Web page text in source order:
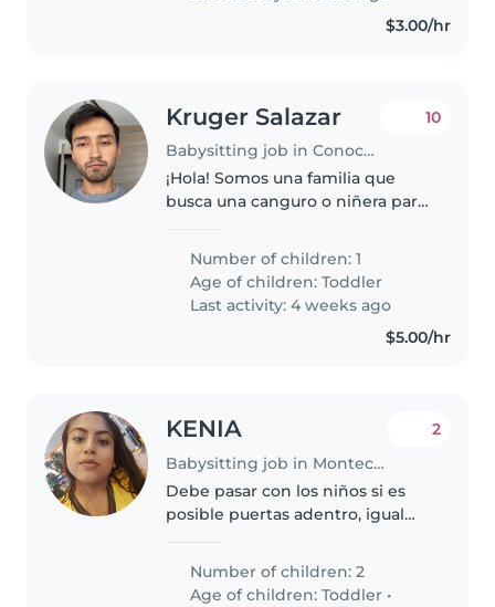
$3.00/hr
Kruger Salazar
Babysitting job in Conocoto
10
¡Hola! Somos una familia que
busca una canguro o niñera para
niño muy energético, deportivo
y amigable. Nos encantaría que
la cuidadora esté cómoda
Number of children: 1
Age of children:Toddler
Last activity: 4 weeks ago
$5.00/hr
KENIA
Babysitting job in Montecristi
2
Debe pasar con los niños si es
posible puertas adentro, igual
Number of children: 2
Age of children:Toddler •